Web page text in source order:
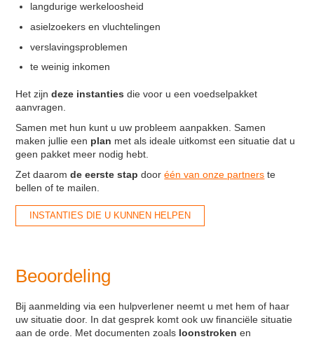
langdurige werkeloosheid
asielzoekers en vluchtelingen
verslavingsproblemen
te weinig inkomen
Het zijndeze instanties die voor u een voedselpakket
aanvragen.
Samen met hun kunt u uw probleem aanpakken. Samen
maken jullie een plan met als ideale uitkomst een situatie dat u
geen pakket meer nodig hebt.
Zet daaromde eerste stap dooréén van onze partners te
bellen of te mailen.
INSTANTIES DIE U KUNNEN HELPEN
Beoordeling
Bij aanmelding via een hulpverlener neemt u met hem of haar
uw situatie door. In dat gesprek komt ook uw financiële situatie
aan de orde. Met documenten zoals loonstroken en